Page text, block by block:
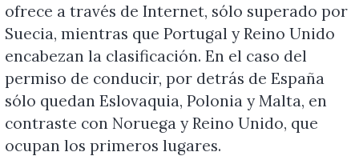
ofrece a través de Internet, sólo superado por
Suecia, mientras que Portugal y Reino Unido
encabezan la clasificación. En el caso del
permiso de conducir, por detrás de España
sólo quedan Eslovaquia, Polonia y Malta, en
contraste con Noruega y Reino Unido, que
ocupan los primeros lugares.